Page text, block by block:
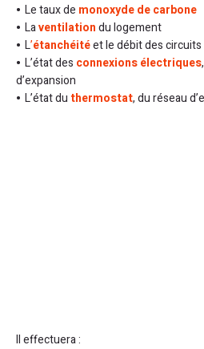
Le taux de monoxyde de carbone
Laventilationdu logement
L’étanchéitéet le débit des
L’état des connexions électriques
d’expansion
L’état du thermostat, du réseau
Il effectuera :